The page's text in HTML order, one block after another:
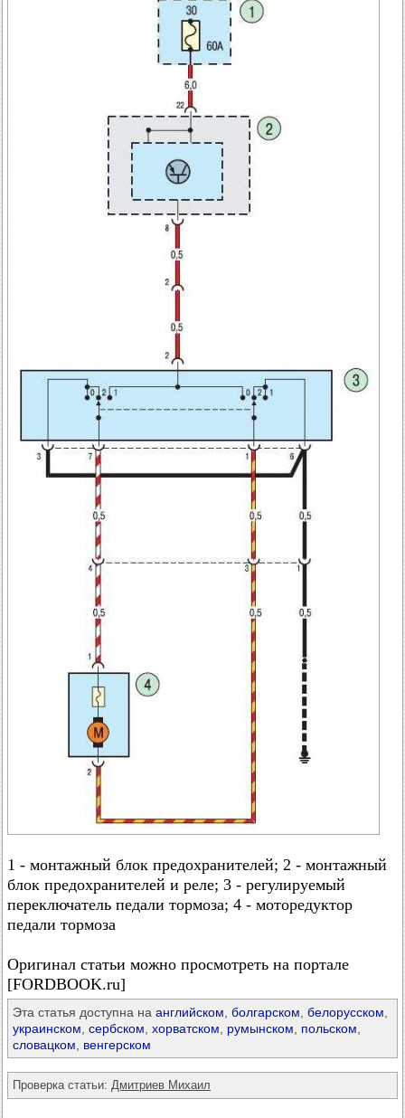
1 - монтажный блок предохранителей; 2 - монтажный
блок предохранителей и реле; 3 - регулируемый
переключатель педали тормоза; 4 - моторедуктор
педали тормоза
Оригинал статьи можно просмотреть на портале
[FORDBOOK.ru]
Эта статья доступна на английском болгарском белорусском
украинском сербском хорватском румынском польском
словацком
венгерском
Проверка статьи: Дмитриев Михаил